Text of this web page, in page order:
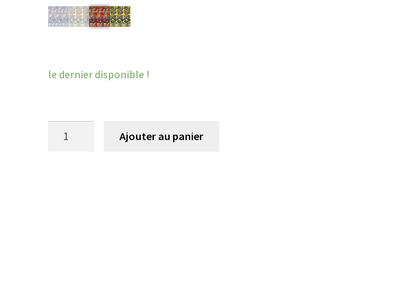
Effacer
le dernier disponible !
Ajouter au panier